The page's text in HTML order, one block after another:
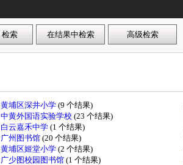
黄埔区深井小学(9 个结果)
中黄外国语实验学校(23 个结果)
白云嘉禾中学(1 个结果)
广州图书馆(20 个结果)
黄埔区姬堂小学(2 个结果)
广少图校园图书馆(1 个结果)